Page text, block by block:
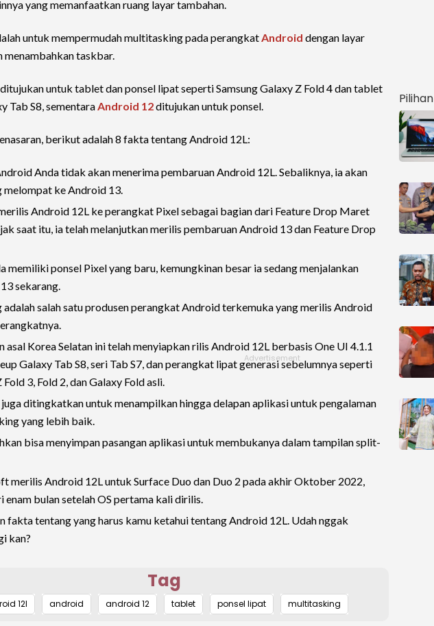
yang memanfaatkan ruang layar tambahan.
untuk mempermudah multitasking pada perangkatAndroid dengan layar
menambahkan taskbar.
untuk tablet dan ponsel lipat seperti Samsung Galaxy Z Fold 4 dan tablet
Tab S8, sementaraAndroid 12ditujukan untuk ponsel.
berikut adalah 8 fakta tentang Android 12L:
Anda tidak akan menerima pembaruan Android 12L. Sebaliknya, ia akan
melompat ke Android 13.
Android 12L ke perangkat Pixel sebagai bagian dari Feature Drop Maret
saat itu, ia telah melanjutkan merilis pembaruan Android 13 dan Feature Drop
memiliki ponsel Pixel yang baru, kemungkinan besar ia sedang menjalankan
sekarang.
adalah salah satu produsen perangkat Android terkemuka yang merilis Android
asal Korea Selatan ini telah menyiapkan rilis Android 12L berbasis One UI 4.1.1
Galaxy Tab S8, seri Tab S7, dan perangkat lipat generasi sebelumnya seperti
Fold 3, Fold 2, dan Galaxy Fold asli.
ditingkatkan untuk menampilkan hingga delapan aplikasi untuk pengalaman
yang lebih baik.
bisa menyimpan pasangan aplikasi untuk membukanya dalam tampilan split-
merilis Android 12L untuk Surface Duo dan Duo 2 pada akhir Oktober 2022,
enam bulan setelah OS pertama kali dirilis.
fakta tentang yang harus kamu ketahui tentang Android 12L. Udah nggak
kan?
Tag
12l android android 12 tablet ponsel lipat multitasking
Pilihan